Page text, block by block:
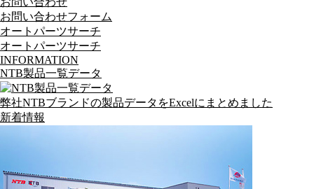
お問い合わせフォーム
オートパーツサーチ
オートパーツサーチ
INFORMATION
NTB製品一覧データ
弊社NTBブランドの製品データをExcelにまとめました
新着情報